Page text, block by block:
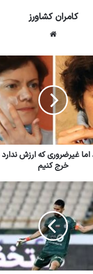
کامران کشاورز
اما غیرضروری که ارزش
خرج کنیم